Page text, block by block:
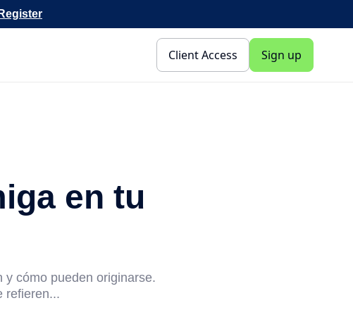
Register
Client Access Sign up
en tu
y cómo pueden originarse.
refieren...